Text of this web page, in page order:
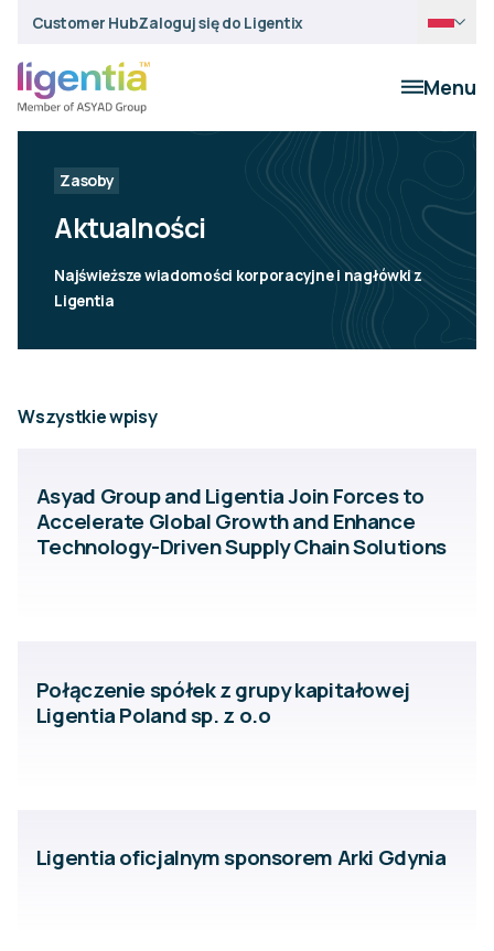
Customer HubZaloguj się do Ligentix
Menu
Zasoby
Aktualności
Najświeższe wiadomości korporacyjne i nagłówki z
Ligentia
Wszystkie wpisy
Asyad Group and Ligentia Join Forces to
Accelerate Global Growth and Enhance
Technology-Driven Supply Chain Solutions
Połączenie spółek z grupy kapitałowej
Ligentia Poland sp. z o.o
Ligentia oficjalnym sponsorem Arki Gdynia